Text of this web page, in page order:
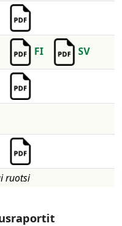
FI SV
ruotsi